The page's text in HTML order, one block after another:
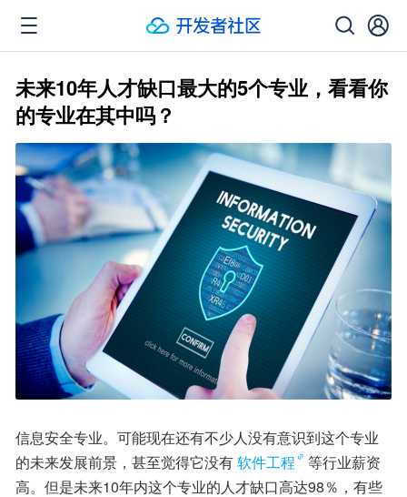
未来10年人才缺口最大的5个专业，看看你
的专业在其中吗？
信息安全专业。可能现在还有不少人没有意识到这个专业
的未来发展前景，甚至觉得它没有软件工程
等行业薪资
高。但是未来10年内这个专业的人才缺口高达98％，有些